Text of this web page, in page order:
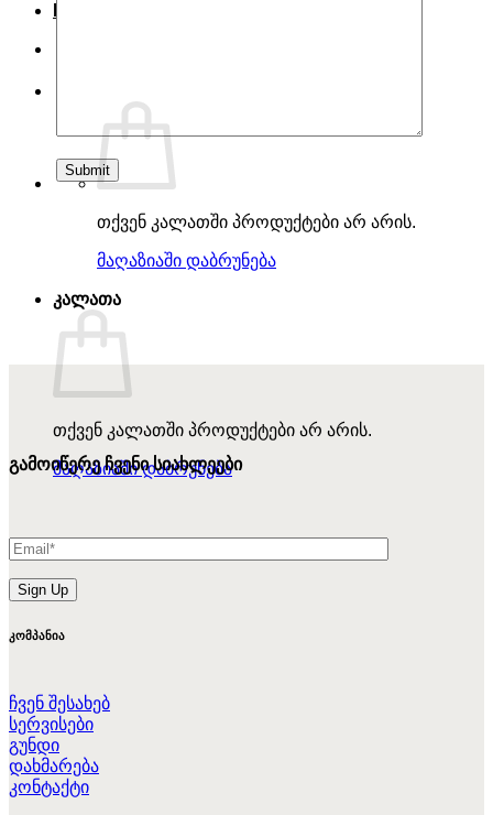
თქვენ კალათში პროდუქტები არ არის.
მაღაზიაში დაბრუნება
კალათა
თქვენ კალათში პროდუქტები არ არის.
მაღაზიაში დაბრუნება
გამოიწერე ჩვენი სიახლეები
კომპანია
ჩვენ შესახებ
სერვისები
გუნდი
დახმარება
კონტაქტი